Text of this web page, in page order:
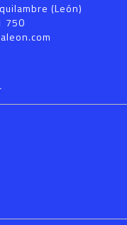
(León)
750